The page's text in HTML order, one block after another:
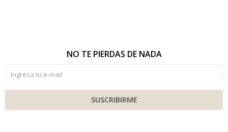
NO TE PIERDAS DE NADA
SUSCRIBIRME